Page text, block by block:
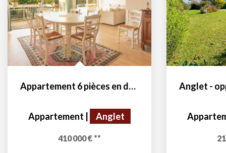
Appartement 6 pièces en dernier étage.
Appartement Anglet
410 000 € **